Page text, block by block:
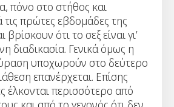
πόνο στο στήθος και
πρώτες εβδομάδες της
ότι το σεξ είναι γι’
διαδικασία. Γενικά όμως η
υποχωρούν στο δεύτερο
επανέρχεται. Επίσης
έλκονται περισσότερο από